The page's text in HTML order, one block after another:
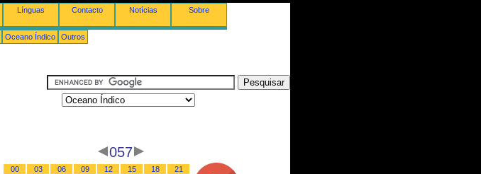
Línguas Contacto Notícias Sobre
Oceano Índico Outros
057
00 03 06 09 12 15 18
21